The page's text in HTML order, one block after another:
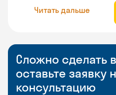
Читать дальше
Сложно сделать
оставьте заявку
консультацию